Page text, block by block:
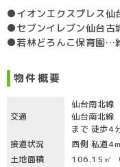
●イオンエクスプレス仙
●セブンイレブン仙台古
●若林どろんこ保育園…
物件概要
交通
仙台南北
仙台南北
まで 徒歩4
接道状況
西側 私道
土地面積
106.15㎡